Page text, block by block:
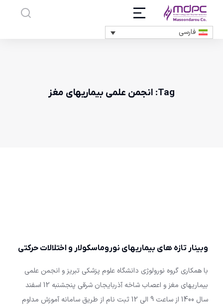
فارسی
Tag: انجمن علمی بیماریهای مغز
وبینار تازه های بیماریهای نوروماسکولار و اختلالات حرکتی
با همکاری گروه نورولوژی دانشگاه علوم پزشکی تبریز و انجمن علمی
بیماریهای مغز و اعصاب شاخه آذربایجان شرقی پنجشنبه 12 اسفند
سال 1400 از ساعت 9 الی 12 ثبت نام از طریق سامانه آموزش مداوم